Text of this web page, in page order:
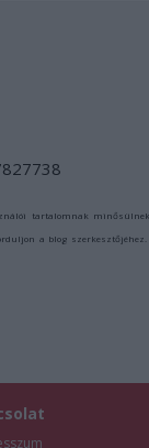
tartalomnak
a blog szerkesztőjéhez.